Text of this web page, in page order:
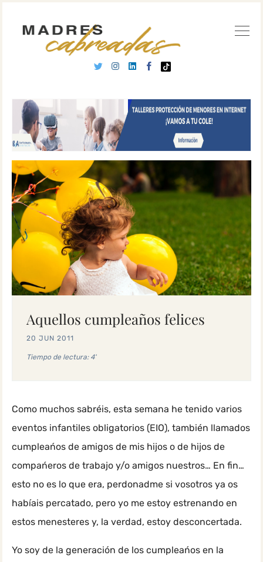
Aquellos cumpleaños felices
20 JUN 2011
Tiempo de lectura: 4'
Como muchos sabréis, esta semana he tenido varios
eventos infantiles obligatorios (EIO), también llamados
cumpleańos de amigos de mis hijos o de hijos de
compańeros de trabajo y/o amigos nuestros… En fin…
esto no es lo que era, perdonadme si vosotros ya os
habíais percatado, pero yo me estoy estrenando en
estos menesteres y, la verdad, estoy desconcertada.
Yo soy de la generación de los cumpleańos en la